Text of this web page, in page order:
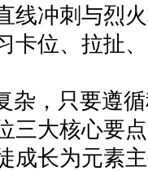
线冲刺与烈
卡位、拉扯
，只要遵循
三大核心要
成长为元素